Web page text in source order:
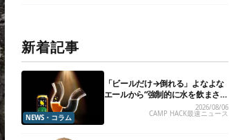
新着記事
NEWS・コラム
「ビールだけ→倒れる」よなよな
エールから“強制的に水を飲まさ
2026/08/06
CAMP HACK最速ニュース